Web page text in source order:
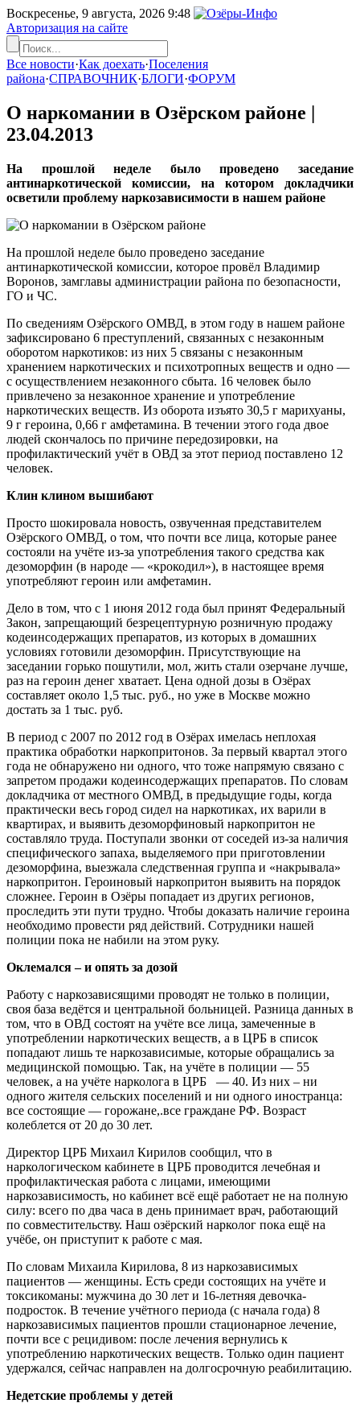
Воскресенье, 9 августа, 2026 9:48
Авторизация на сайте
Все новости·Как доехать·Поселения
района·СПРАВОЧНИК·БЛОГИ·ФОРУМ
О наркомании в Озёрском районе |
23.04.2013
На прошлой неделе было проведено заседание
антинаркотической комиссии, на котором докладчики
осветили проблему наркозависимости в нашем районе
На прошлой неделе было проведено заседание
антинаркотической комиссии, которое провёл Владимир
Воронов, замглавы администрации района по безопасности,
ГО и ЧС.
По сведениям Озёрского ОМВД, в этом году в нашем районе
зафиксировано 6 преступлений, связанных с незаконным
оборотом наркотиков: из них 5 связаны с незаконным
хранением наркотических и психотропных веществ и одно ―
с осуществлением незаконного сбыта. 16 человек было
привлечено за незаконное хранение и употребление
наркотических веществ. Из оборота изъято 30,5 г марихуаны,
9 г героина, 0,66 г амфетамина. В течении этого года двое
людей скончалось по причине передозировки, на
профилактический учёт в ОВД за этот период поставлено 12
человек.
Клин клином вышибают
Просто шокировала новость, озвученная представителем
Озёрского ОМВД, о том, что почти все лица, которые ранее
состояли на учёте из-за употребления такого средства как
дезоморфин (в народе ― «крокодил»), в настоящее время
употребляют героин или амфетамин.
Дело в том, что с 1 июня 2012 года был принят Федеральный
Закон, запрещающий безрецептурную розничную продажу
кодеинсодержащих препаратов, из которых в домашних
условиях готовили дезоморфин. Присутствующие на
заседании горько пошутили, мол, жить стали озерчане лучше,
раз на героин денег хватает. Цена одной дозы в Озёрах
составляет около 1,5 тыс. руб., но уже в Москве можно
достать за 1 тыс. руб.
В период с 2007 по 2012 год в Озёрах имелась неплохая
практика обработки наркопритонов. За первый квартал этого
года не обнаружено ни одного, что тоже напрямую связано с
запретом продажи кодеинсодержащих препаратов. По словам
докладчика от местного ОМВД, в предыдущие годы, когда
практически весь город сидел на наркотиках, их варили в
квартирах, и выявить дезоморфиновый наркопритон не
составляло труда. Поступали звонки от соседей из-за наличия
специфического запаха, выделяемого при приготовлении
дезоморфина, выезжала следственная группа и «накрывала»
наркопритон. Героиновый наркопритон выявить на порядок
сложнее. Героин в Озёры попадает из других регионов,
проследить эти пути трудно. Чтобы доказать наличие героина
необходимо провести ряд действий. Сотрудники нашей
полиции пока не набили на этом руку.
Оклемался – и опять за дозой
Работу с наркозависящими проводят не только в полиции,
своя база ведётся и центральной больницей. Разница данных в
том, что в ОВД состоят на учёте все лица, замеченные в
употреблении наркотических веществ, а в ЦРБ в список
попадают лишь те наркозависимые, которые обращались за
медицинской помощью. Так, на учёте в полиции ― 55
человек, а на учёте нарколога в ЦРБ ― 40. Из них – ни
одного жителя сельских поселений и ни одного иностранца:
все состоящие ― горожане,.все граждане РФ. Возраст
колеблется от 20 до 30 лет.
Директор ЦРБ Михаил Кирилов сообщил, что в
наркологическом кабинете в ЦРБ проводится лечебная и
профилактическая работа с лицами, имеющими
наркозависимость, но кабинет всё ещё работает не на полную
силу: всего по два часа в день принимает врач, работающий
по совместительству. Наш озёрский нарколог пока ещё на
учёбе, он приступит к работе с мая.
По словам Михаила Кирилова, 8 из наркозависимых
пациентов ― женщины. Есть среди состоящих на учёте и
токсикоманы: мужчина до 30 лет и 16-летняя девочка-
подросток. В течение учётного периода (с начала года) 8
наркозависимых пациентов прошли стационарное лечение,
почти все с рецидивом: после лечения вернулись к
употреблению наркотических веществ. Только один пациент
удержался, сейчас направлен на долгосрочную реабилитацию.
Недетские проблемы у детей